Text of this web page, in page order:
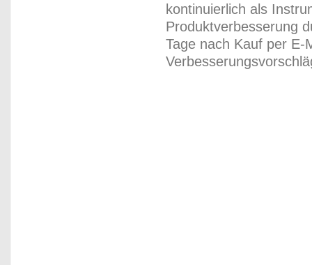
kontinuierlich als
Produktverbesserung
Tage nach Kauf per E-